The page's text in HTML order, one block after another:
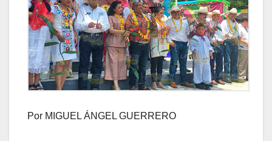
Por MIGUEL ÁNGEL GUERRERO